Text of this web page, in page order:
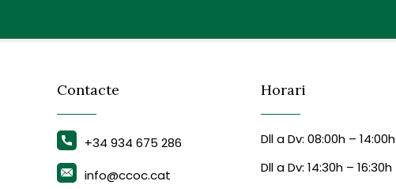
Contacte
+34 934 675 286
info@ccoc.cat
Horari
Dll a Dv: 08:00h – 14:00h
Dll a Dv: 14:30h – 16:30h